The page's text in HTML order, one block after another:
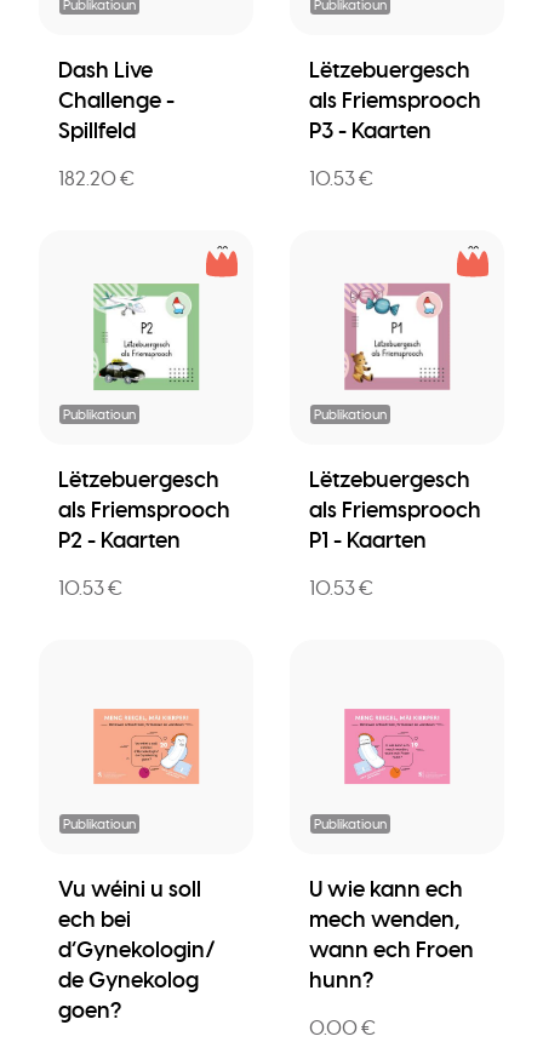
Publikatioun
Dash Live
Challenge -
Spillfeld
182.20 €
Publikatioun
Lëtzebuergesch
als Friemsprooch
P3 - Kaarten
10.53 €
Publikatioun
Lëtzebuergesch
als Friemsprooch
P2 - Kaarten
10.53 €
Publikatioun
Lëtzebuergesch
als Friemsprooch
P1 - Kaarten
10.53 €
Publikatioun
Vu wéini u soll
ech bei
d’Gynekologin/
de Gynekolog
goen?
Publikatioun
U wie kann ech
mech wenden,
wann ech Froen
hunn?
0.00 €